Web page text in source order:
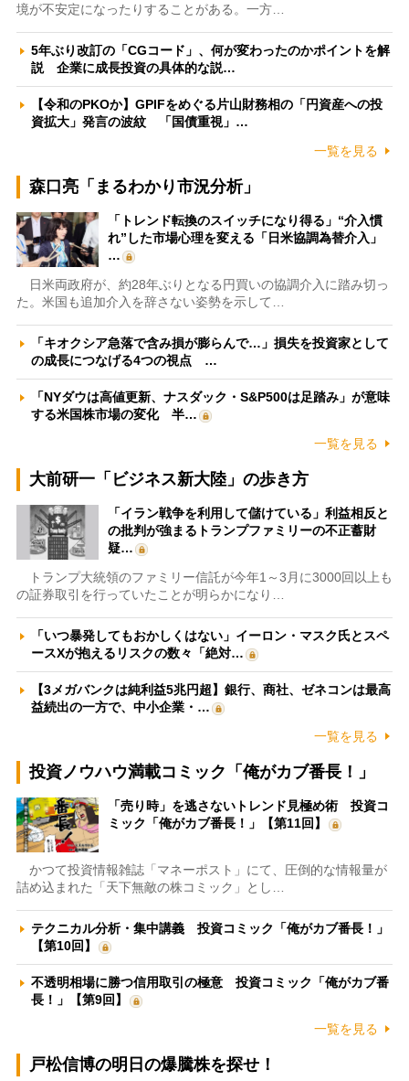
境が不安定になったりすることがある。一方…
5年ぶり改訂の「CGコード」、何が変わったのかポイントを解
説 企業に成長投資の具体的な説…
【令和のPKOか】GPIFをめぐる片山財務相の「円資産への投
資拡大」発言の波紋 「国債重視」…
一覧を見る
森口亮「まるわかり市況分析」
「トレンド転換のスイッチになり得る」“介入慣
れ”した市場心理を変える「日米協調為替介入」
…
日米両政府が、約28年ぶりとなる円買いの協調介入に踏み切っ
た。米国も追加介入を辞さない姿勢を示して…
「キオクシア急落で含み損が膨らんで…」損失を投資家として
の成長につなげる4つの視点 …
「NYダウは高値更新、ナスダック・S&P500は足踏み」が意味
する米国株市場の変化 半…
一覧を見る
大前研一「ビジネス新大陸」の歩き方
「イラン戦争を利用して儲けている」利益相反と
の批判が強まるトランプファミリーの不正蓄財
疑…
トランプ大統領のファミリー信託が今年1～3月に3000回以上も
の証券取引を行っていたことが明らかになり…
「いつ暴発してもおかしくはない」イーロン・マスク氏とスペ
ースXが抱えるリスクの数々「絶対…
【3メガバンクは純利益5兆円超】銀行、商社、ゼネコンは最高
益続出の一方で、中小企業・…
一覧を見る
投資ノウハウ満載コミック「俺がカブ番長！」
「売り時」を逃さないトレンド見極め術 投資コ
ミック「俺がカブ番長！」【第11回】
かつて投資情報雑誌「マネーポスト」にて、圧倒的な情報量が
詰め込まれた「天下無敵の株コミック」とし…
テクニカル分析・集中講義 投資コミック「俺がカブ番長！」
【第10回】
不透明相場に勝つ信用取引の極意 投資コミック「俺がカブ番
長！」【第9回】
一覧を見る
戸松信博の明日の爆騰株を探せ！